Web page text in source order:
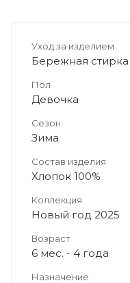
Уход за изделием
Бережная стирка
Пол
Девочка
Сезон
Зима
Состав изделия
Хлопок 100%
Коллекция
Новый год 2025
Возраст
6 мес. - 4 года
Назначение